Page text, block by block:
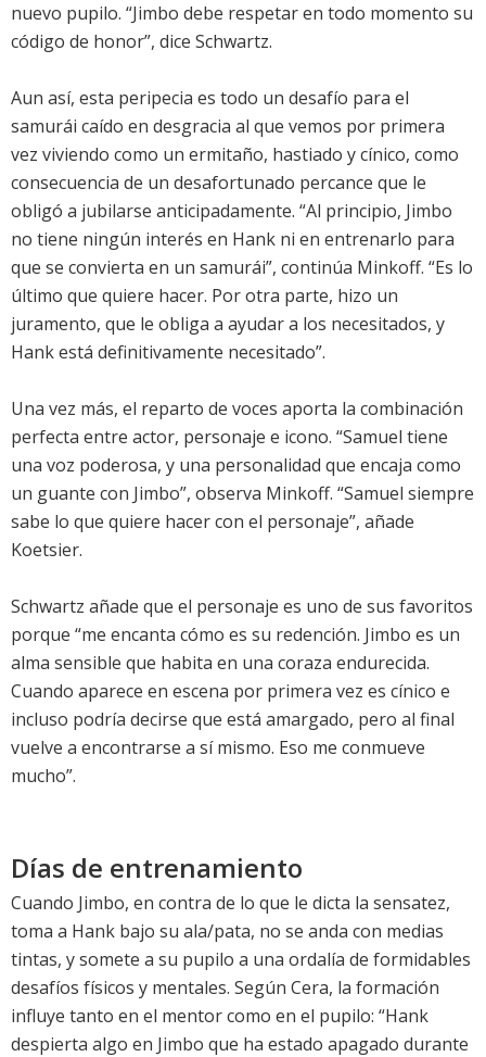
nuevo pupilo. “Jimbo debe respetar en todo momento su
código de honor”, dice Schwartz.
Aun así, esta peripecia es todo un desafío para el
samurái caído en desgracia al que vemos por primera
vez viviendo como un ermitaño, hastiado y cínico, como
consecuencia de un desafortunado percance que le
obligó a jubilarse anticipadamente. “Al principio, Jimbo
no tiene ningún interés en Hank ni en entrenarlo para
que se convierta en un samurái”, continúa Minkoff. “Es lo
último que quiere hacer. Por otra parte, hizo un
juramento, que le obliga a ayudar a los necesitados, y
Hank está definitivamente necesitado”.
Una vez más, el reparto de voces aporta la combinación
perfecta entre actor, personaje e icono. “Samuel tiene
una voz poderosa, y una personalidad que encaja como
un guante con Jimbo”, observa Minkoff. “Samuel siempre
sabe lo que quiere hacer con el personaje”, añade
Koetsier.
Schwartz añade que el personaje es uno de sus favoritos
porque “me encanta cómo es su redención. Jimbo es un
alma sensible que habita en una coraza endurecida.
Cuando aparece en escena por primera vez es cínico e
incluso podría decirse que está amargado, pero al final
vuelve a encontrarse a sí mismo. Eso me conmueve
mucho”.
Días de entrenamiento
Cuando Jimbo, en contra de lo que le dicta la sensatez,
toma a Hank bajo su ala/pata, no se anda con medias
tintas, y somete a su pupilo a una ordalía de formidables
desafíos físicos y mentales. Según Cera, la formación
influye tanto en el mentor como en el pupilo: “Hank
despierta algo en Jimbo que ha estado apagado durante